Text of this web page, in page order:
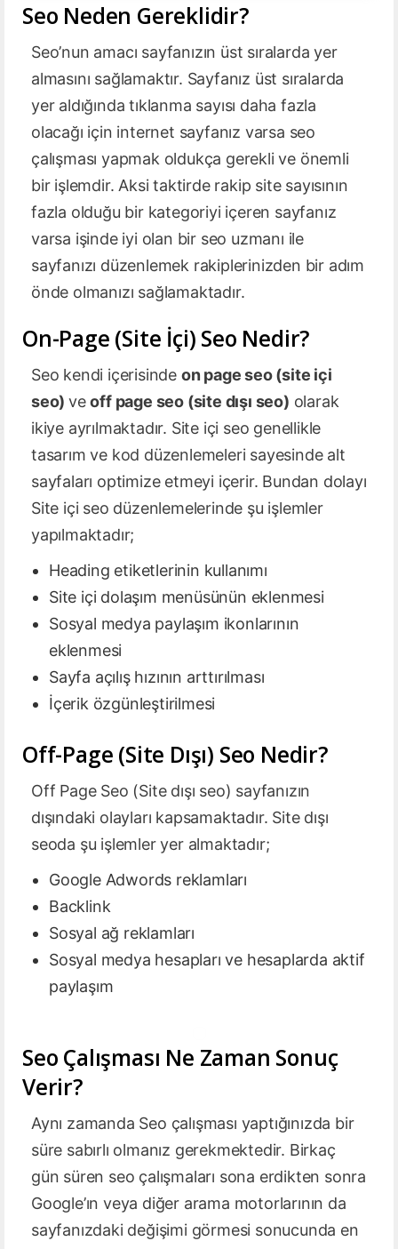
Seo Neden Gereklidir?
Seo’nun amacı sayfanızın üst sıralarda yer
almasını sağlamaktır. Sayfanız üst sıralarda
yer aldığında tıklanma sayısı daha fazla
olacağı için internet sayfanız varsa seo
çalışması yapmak oldukça gerekli ve önemli
bir işlemdir. Aksi taktirde rakip site sayısının
fazla olduğu bir kategoriyi içeren sayfanız
varsa işinde iyi olan bir seo uzmanı ile
sayfanızı düzenlemek rakiplerinizden bir adım
önde olmanızı sağlamaktadır.
On-Page (Site İçi) Seo Nedir?
Seo kendi içerisinde on page seo (site içi
seo) veoff page seo (site dışı seo) olarak
ikiye ayrılmaktadır. Site içi seo genellikle
tasarım ve kod düzenlemeleri sayesinde alt
sayfaları optimize etmeyi içerir. Bundan dolayı
Site içi seo düzenlemelerinde şu işlemler
yapılmaktadır;
Heading etiketlerinin kullanımı
Site içi dolaşım menüsünün eklenmesi
Sosyal medya paylaşım ikonlarının
eklenmesi
Sayfa açılış hızının arttırılması
İçerik özgünleştirilmesi
Off-Page (Site Dışı) Seo Nedir?
Off Page Seo (Site dışı seo) sayfanızın
dışındaki olayları kapsamaktadır. Site dışı
seoda şu işlemler yer almaktadır;
Google Adwords reklamları
Backlink
Sosyal ağ reklamları
Sosyal medya hesapları ve hesaplarda aktif
paylaşım
Seo Çalışması Ne Zaman Sonuç
Verir?
Aynı zamanda Seo çalışması yaptığınızda bir
süre sabırlı olmanız gerekmektedir. Birkaç
gün süren seo çalışmaları sona erdikten sonra
Google’ın veya diğer arama motorlarının da
sayfanızdaki değişimi görmesi sonucunda en